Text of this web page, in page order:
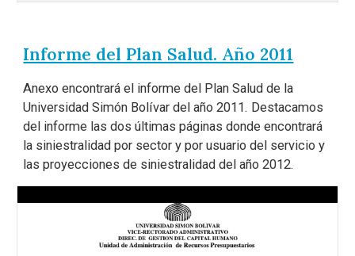
Informe del Plan Salud. Año 2011
Anexo encontrará el informe del Plan Salud de la
Universidad Simón Bolívar del año 2011. Destacamos
del informe las dos últimas páginas donde encontrará
la siniestralidad por sector y por usuario del servicio y
las proyecciones de siniestralidad del año 2012.